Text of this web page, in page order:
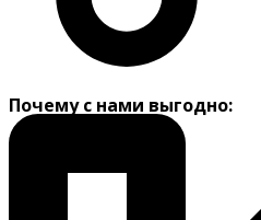
Почему с нами выгодно: